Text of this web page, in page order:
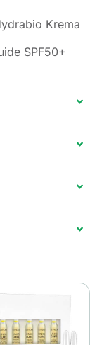
Krema
SPF50+